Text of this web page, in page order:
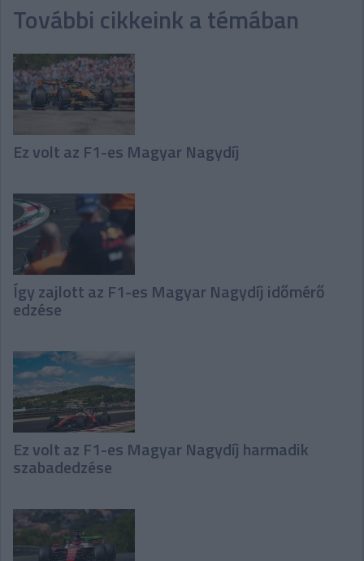
További cikkeink a témában
Ez volt az F1-es Magyar Nagydíj
Így zajlott az F1-es Magyar Nagydíj időmérő
edzése
Ez volt az F1-es Magyar Nagydíj harmadik
szabadedzése